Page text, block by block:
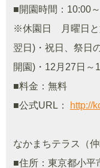
■開園時間：10:00
※休園日 月曜日と
翌日)・祝日、祭日
開園)・12月27日～
■料金：無料
■公式URL：
http://
なかまちテラス（仲
■住所：東京都小平